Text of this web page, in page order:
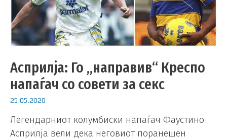
Асприлја: Го „направив“ Креспо
напаѓач со совети за секс
25.05.2020
Легендарниот колумбиски напаѓач Фаустино
Асприлја вели дека неговиот поранешен